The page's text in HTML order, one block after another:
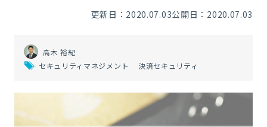
更新日：2020.07.03公開日：2020.07.03
高木 裕紀
セキュリティマネジメント
決済セキュリティ